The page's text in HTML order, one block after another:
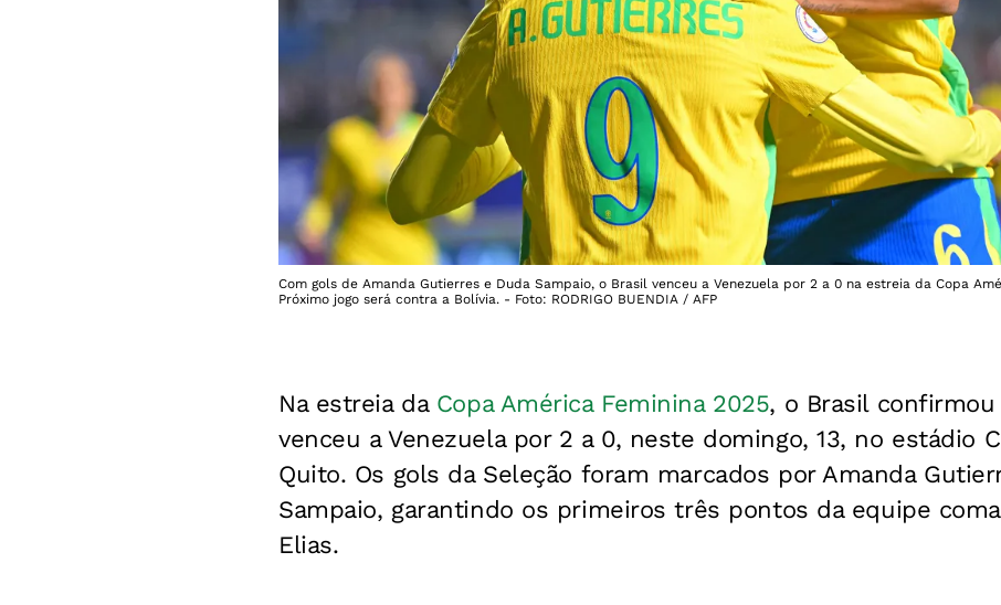
Com gols de Amanda Gutierres e Duda Sampaio, o Brasil venceu a Venezuela por 2 a 0 na estreia da Copa
Próximo jogo será contra a Bolívia. - Foto: RODRIGO BUENDIA / AFP
Na estreia da Copa América Feminina 2025, o Brasil
venceu a Venezuela por 2 a 0, neste domingo, 13, no estádio
Quito. Os gols da Seleção foram marcados por Amanda
Sampaio, garantindo os primeiros três pontos da equipe
Elias.